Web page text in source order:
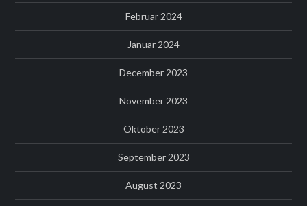
Februar 2024
Januar 2024
December 2023
November 2023
Oktober 2023
September 2023
August 2023